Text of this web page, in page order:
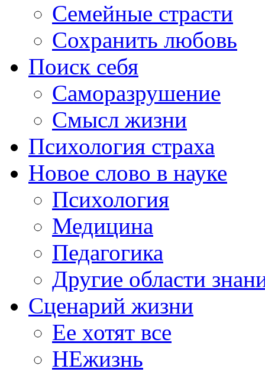
Семейные страсти
Сохранить любовь
Поиск себя
Саморазрушение
Смысл жизни
Психология страха
Новое слово в науке
Психология
Медицина
Педагогика
Другие области
Сценарий жизни
Ее хотят все
НЕжизнь